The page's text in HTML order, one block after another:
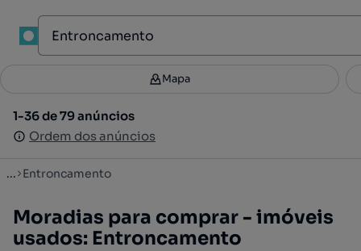
Filtros 3
1-36 de 79 anúncios
Ordem dos anúncios
Mapa
1-36 de 79 anúncios
Ordem dos anúncios
... Entroncamento
Moradias para comprar - imóveis
usados: Entroncamento